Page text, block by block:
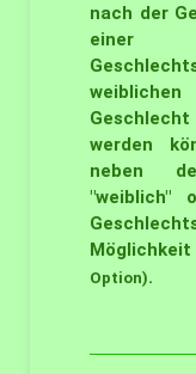
nach der
einer
werden
neben
"weiblich"
Option).